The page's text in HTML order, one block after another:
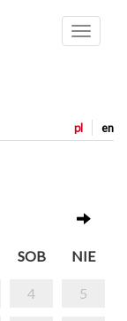
Menu
pl en
SOB NIE
4 5